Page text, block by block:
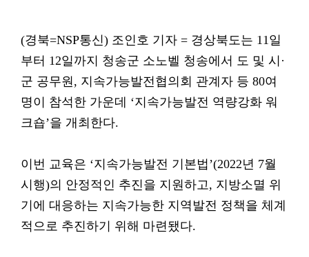
(경북=NSP통신) 조인호 기자 = 경상북도는 11일
부터 12일까지 청송군 소노벨 청송에서 도 및 시·
군 공무원, 지속가능발전협의회 관계자 등 80여
명이 참석한 가운데 ‘지속가능발전 역량강화 워
크숍’을 개최한다.
이번 교육은 ‘지속가능발전 기본법’(2022년 7월
시행)의 안정적인 추진을 지원하고, 지방소멸 위
기에 대응하는 지속가능한 지역발전 정책을 체계
적으로 추진하기 위해 마련됐다.